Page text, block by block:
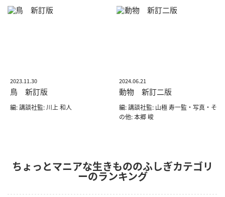
2023.11.30
鳥 新訂版
編: 講談社監: 川上 和人
2024.06.21
動物 新訂二版
編: 講談社監: 山極 寿一監・写真・そ
の他: 本郷 峻
ちょっとマニアな生きもののふしぎカテゴリ
ーのランキング